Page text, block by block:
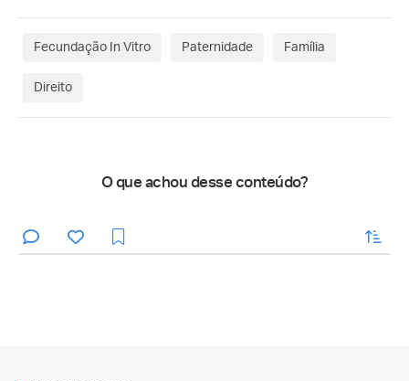
Fecundação In Vitro Paternidade Família
Direito
O que achou desse conteúdo?
enviar